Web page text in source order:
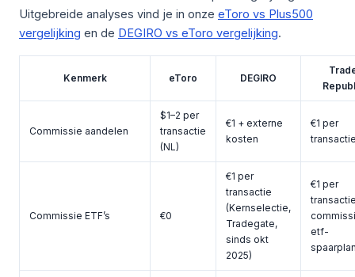
Uitgebreide analyses vind je in onze eToro vs Plus500
vergelijking en de DEGIRO vs eToro vergelijking.
Kenmerk eToro DEGIRO
Commissie aandelen
$1–2 per
transactie
(NL)
€1 + externe
kosten
€1 per
Commissie ETF’s €0
€1 per
transactie
(Kernselectie,
Tradegate,
sinds okt
2025)
€1 per
etf-